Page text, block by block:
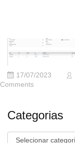
17/07/2023
Comments
Categorias
Categorias